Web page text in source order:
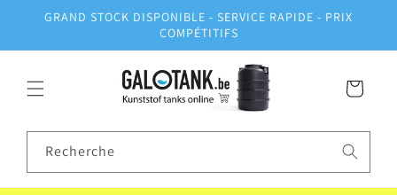
passer
contenu
GRAND STOCK DISPONIBLE - SERVICE RAPIDE - PRIX
COMPÉTITIFS
Panier
Recherche